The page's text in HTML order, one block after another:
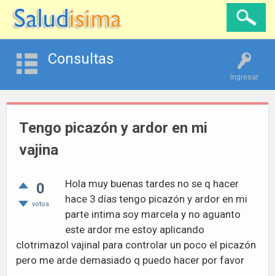
Ingresar
Consultas
Tengo picazón y ardor en mi
vajina
0
votos
Hola muy buenas tardes no se q hacer
hace 3 días tengo picazón y ardor en mi
parte intima soy marcela y no aguanto
este ardor me estoy aplicando
clotrimazol vajinal para controlar un poco el picazón
pero me arde demasiado q puedo hacer por favor